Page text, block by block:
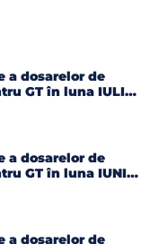
a dosarelor de
GT în luna IULIE
a dosarelor de
GT în luna IUNIE
a dosarelor de